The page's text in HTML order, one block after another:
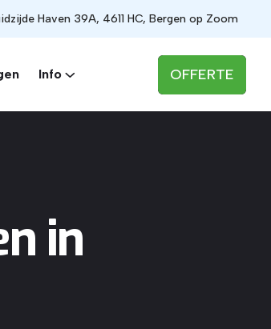
Haven 39A, 4611 HC, Bergen op Zoom
Info OFFERTE
in